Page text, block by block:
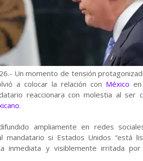
Un momento de tensión
a colocar la relación con México
reaccionara con molestia al ser
.
ampliamente en redes
si Estados Unidos “está
inmediata y visiblemente irritada